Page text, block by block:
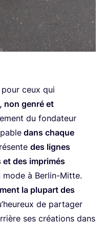
pour ceux qui
non gen­ré et
du fon­da­teur
dans chaque
des lignes
des impri­més
à Ber­lin-Mitte.
la plu­part des
de par­ta­ger
ses créa­tions dans